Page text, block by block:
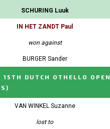
SCHURING Luuk
IN HET ZANDT Paul
won against
BURGER Sander
15TH DUTCH OTHELLO OPEN
VAN WINKEL Suzanne
lost to